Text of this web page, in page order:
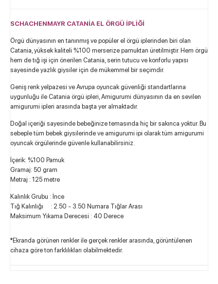
SCHACHENMAYR CATANİA EL ÖRGÜ İPLİĞİ
Örgü dünyasının en tanınmış ve popüler el örgü iplerinden biri olan
Catania, yüksek kaliteli %100 merserize pamuktan üretilmiştir. Hem örgü
hem de tığ işi için önerilen Catania, serin tutucu ve konforlu yapısı
sayesinde yazlık giysiler için de mükemmel bir seçimdir.
Geniş renk yelpazesi ve Avrupa oyuncak güvenliği standartlarına
uygunluğu ile Catania örgü ipleri, Amigurumi dünyasının da en sevilen
amigurumi ipleri arasında başta yer almaktadır.
Doğal içeriği sayesinde bebeğinize temasında hiç bir sakınca yoktur. Bu
sebeple tüm bebek giysilerinde ve amigurumi ipi olarak tüm amigurumi
oyuncak örgülerinde güvenle kullanabilirsiniz.
İçerik: %100 Pamuk
Gramaj: 50 gram
Metraj : 125 metre
Kalınlık Grubu : İnce
Tığ Kalınlığı : 2.50 - 3.50 Numara Tığlar Arası
Maksimum Yıkama Derecesi : 40 Derece
*Ekranda görünen renkler ile gerçek renkler arasında, görüntülenen
cihaza göre ton farklılıkları olabilmektedir.